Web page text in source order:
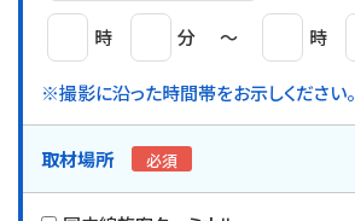
時 分 〜 時
※撮影に沿った時間帯をお示しください。
取材場所 必須